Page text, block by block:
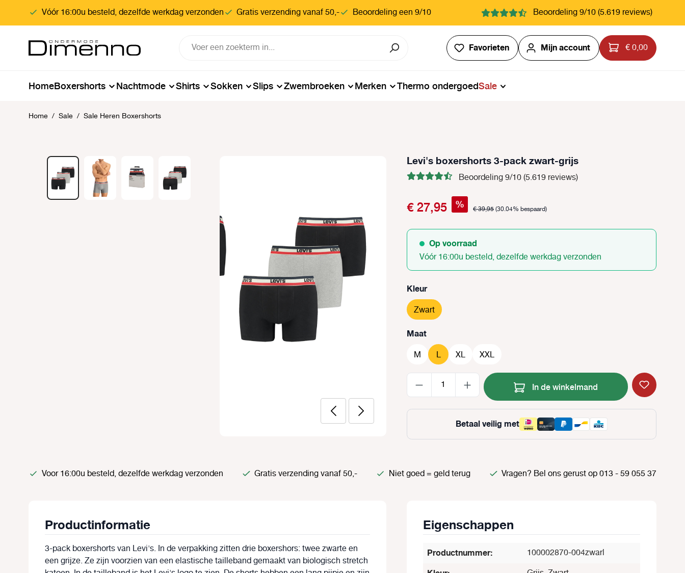
Ga naar de hoofdnavigatie
Vóór 16:00u besteld, dezelfde werkdag verzonden Gratis verzending vanaf 50,- Beoordeling een 9/10 Beoordeling 9/10 (5.619 reviews)
Favorieten Je hebt 0 items op je verlanglijstje
Mijn account € 0,00
HomeBoxershorts Nachtmode Shirts Sokken Slips Zwembroeken Merken Thermo ondergoedSale
Home / Sale / Sale Heren Boxershorts
Afbeeldingengalerij overslaan Levi's boxershorts 3-pack zwart-grijs
Beoordeling 9/10 (5.619 reviews)
€ 27,95 % € 39,95(30.04% bespaard)
Op voorraad
Vóór 16:00u besteld, dezelfde werkdag verzonden
Selecteer
Kleur
Zwart
Selecteer
Maat
M L XL XXL
Producthoeveelheid: Voer de
In de winkelmand
Betaal veilig met
Voor 16:00u besteld, dezelfde werkdag verzonden Gratis verzending vanaf 50,- Niet goed = geld terug Vragen? Bel ons gerust op 013 - 59 055 37
Productinformatie
3-pack boxershorts van Levi's. In de verpakking zitten drie boxershors: twee zwarte en
een grijze. Ze zijn voorzien van een elastische tailleband gemaakt van biologisch stretch
Eigenschappen
Productnummer: 100002870-004zwarl